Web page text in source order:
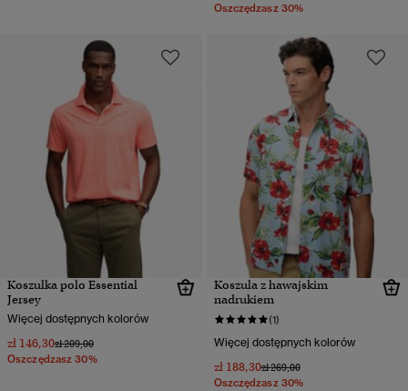
Oszczędzasz 30%
Koszulka polo Essential
Jersey
Więcej dostępnych kolorów
zł 146,30Cena obniżona od
zł 209,00do
Oszczędzasz 30%
Koszula z hawajskim
nadrukiem
(1)
Więcej dostępnych kolorów
zł 188,30Cena obniżona od
zł 269,00do
Oszczędzasz 30%